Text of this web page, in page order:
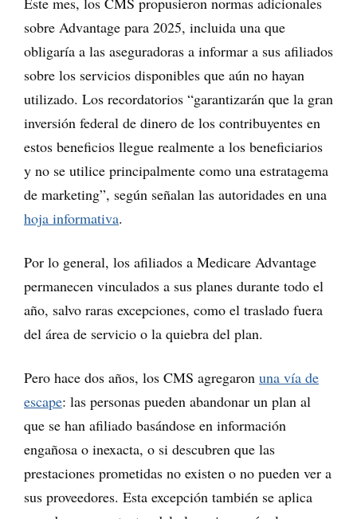
sobre Advantage para 2025, incluida una que
obligaría a las aseguradoras a informar a sus afiliados
sobre los servicios disponibles que aún no hayan
utilizado. Los recordatorios “garantizarán que la gran
inversión federal de dinero de los contribuyentes en
estos beneficios llegue realmente a los beneficiarios
y no se utilice principalmente como una estratagema
de marketing”, según señalan las autoridades en una
hoja informativa.
Por lo general, los afiliados a Medicare Advantage
permanecen vinculados a sus planes durante todo el
año, salvo raras excepciones, como el traslado fuera
del área de servicio o la quiebra del plan.
Pero hace dos años, los CMS agregaron una vía de
escape: las personas pueden abandonar un plan al
que se han afiliado basándose en información
engañosa o inexacta, o si descubren que las
prestaciones prometidas no existen o no pueden ver a
sus proveedores. Esta excepción también se aplica